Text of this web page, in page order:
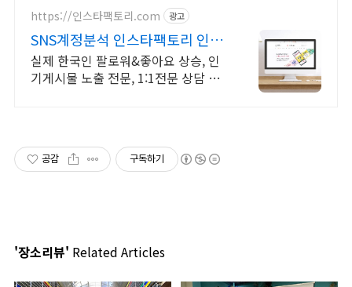
https://인스타팩토리.com 광고
SNS계정분석 인스타팩토리 인스
타로 성공하고 싶나요?
실제 한국인 팔로워&좋아요 상승, 인
기게시물 노출 전문, 1:1전문 상담 31
공감 구독하기
'장소리뷰' Related Articles